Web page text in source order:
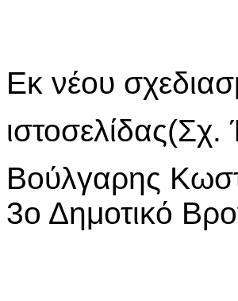
Εκ νέου
Βούλγαρης
3ο Δημοτικό